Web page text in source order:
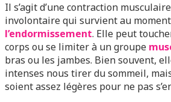
Il s’agit d’une contraction
involontaire qui survient au
l’endormissement. Elle peut
corps ou se limiter à un groupe
bras ou les jambes. Bien souvent,
intenses nous tirer du sommeil,
soient assez légères pour ne pas